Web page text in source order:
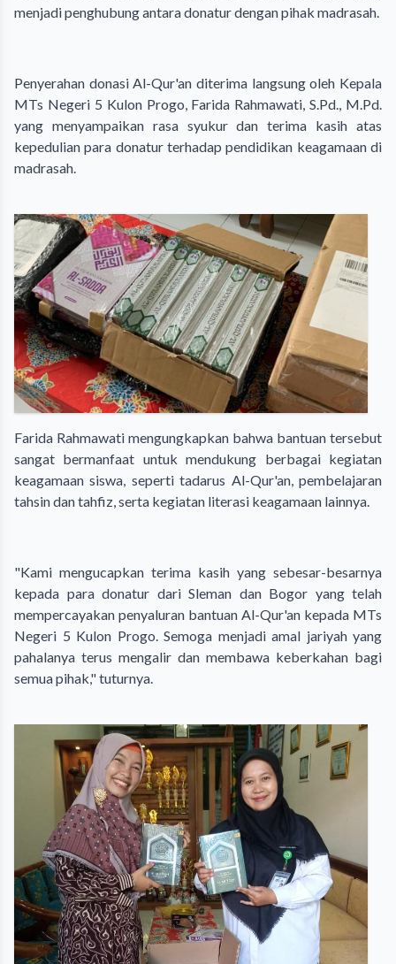
menjadi penghubung antara donatur dengan pihak madrasah.
Penyerahan donasi Al-Qur'an diterima langsung oleh Kepala
MTs Negeri 5 Kulon Progo, Farida Rahmawati, S.Pd., M.Pd.
yang menyampaikan rasa syukur dan terima kasih atas
kepedulian para donatur terhadap pendidikan keagamaan di
madrasah.
Farida Rahmawati mengungkapkan bahwa bantuan tersebut
sangat bermanfaat untuk mendukung berbagai kegiatan
keagamaan siswa, seperti tadarus Al-Qur'an, pembelajaran
tahsin dan tahfiz, serta kegiatan literasi keagamaan lainnya.
"Kami mengucapkan terima kasih yang sebesar-besarnya
kepada para donatur dari Sleman dan Bogor yang telah
mempercayakan penyaluran bantuan Al-Qur'an kepada MTs
Negeri 5 Kulon Progo. Semoga menjadi amal jariyah yang
pahalanya terus mengalir dan membawa keberkahan bagi
semua pihak," tuturnya.